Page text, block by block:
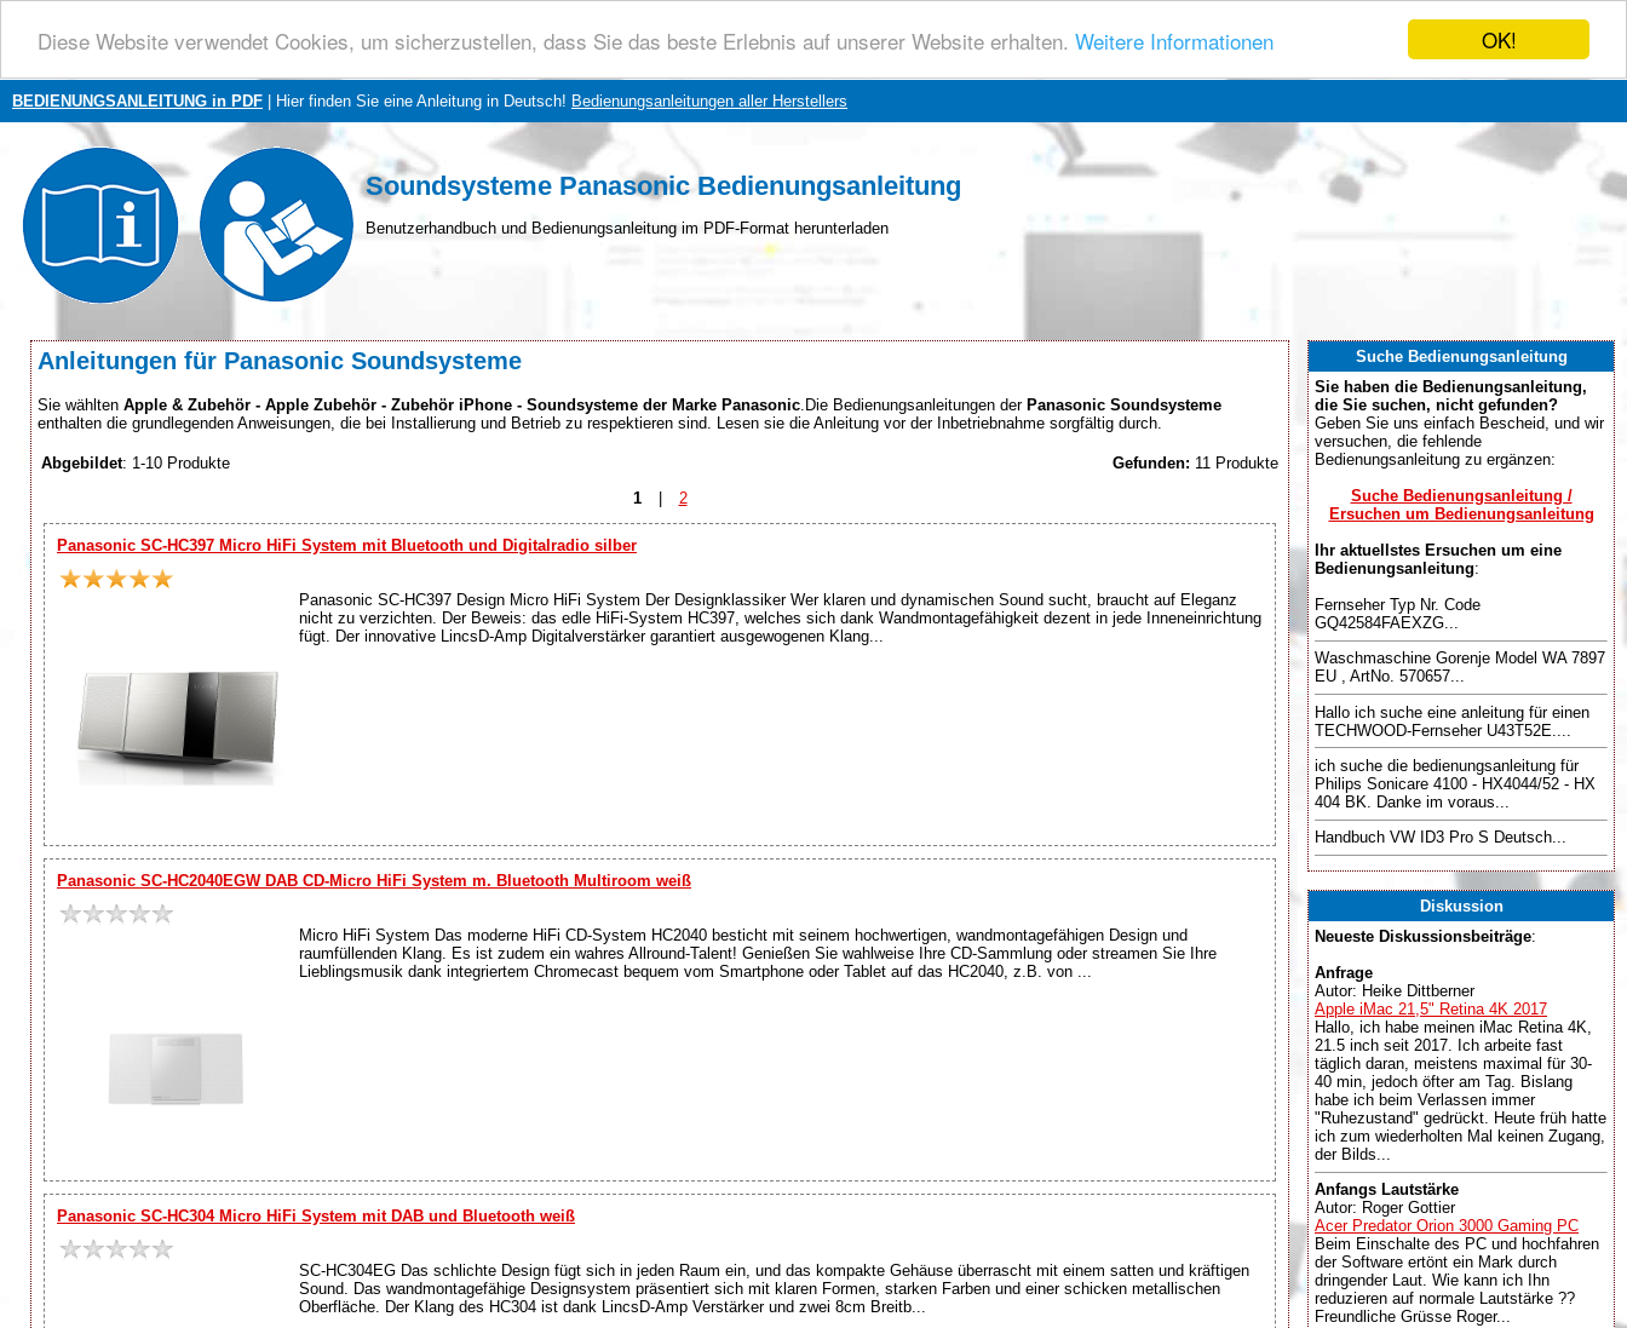
OK!
Diese Website verwendet Cookies, um sicherzustellen, dass Sie das beste Erlebnis auf unserer Website erhalten. Weitere Informationen
BEDIENUNGSANLEITUNG in PDF | Hier finden Sie eine Anleitung in Deutsch! Bedienungsanleitungen aller Herstellers
Soundsysteme Panasonic Bedienungsanleitung
Benutzerhandbuch und Bedienungsanleitung im PDF-Format herunterladen
Anleitungen für Panasonic Soundsysteme
Sie wählten Apple & Zubehör - Apple Zubehör - Zubehör iPhone - Soundsysteme der Marke Panasonic .Die Bedienungsanleitungen der Panasonic Soundsysteme
enthalten die grundlegenden Anweisungen, die bei Installierung und Betrieb zu respektieren sind. Lesen sie die Anleitung vor der Inbetriebnahme sorgfältig durch.
Abgebildet: 1-10 Produkte Gefunden: 11 Produkte
1
| 2
Panasonic SC-HC397 Micro HiFi System mit Bluetooth und Digitalradio silber
Panasonic SC-HC397 Design Micro HiFi System Der Designklassiker Wer klaren und dynamischen Sound sucht, braucht auf Eleganz
nicht zu verzichten. Der Beweis: das edle HiFi-System HC397, welches sich dank Wandmontagefähigkeit dezent in jede Inneneinrichtung
fügt. Der innovative LincsD-Amp Digitalverstärker garantiert ausgewogenen Klang...
Panasonic SC-HC2040EGW DAB CD-Micro HiFi System m. Bluetooth Multiroom weiß
Micro HiFi System Das moderne HiFi CD-System HC2040 besticht mit seinem hochwertigen, wandmontagefähigen Design und
raumfüllenden Klang. Es ist zudem ein wahres Allround-Talent! Genießen Sie wahlweise Ihre CD-Sammlung oder streamen Sie Ihre
Lieblingsmusik dank integriertem Chromecast bequem vom Smartphone oder Tablet auf das HC2040, z.B. von ...
Panasonic SC-HC304 Micro HiFi System mit DAB und Bluetooth weiß
SC-HC304EG Das schlichte Design fügt sich in jeden Raum ein, und das kompakte Gehäuse überrascht mit einem satten und kräftigen
Sound. Das wandmontagefähige Designsystem präsentiert sich mit klaren Formen, starken Farben und einer schicken metallischen
Oberfläche. Der Klang des HC304 ist dank LincsD-Amp Verstärker und zwei 8cm Breitb...
Suche Bedienungsanleitung
Sie haben die Bedienungsanleitung,
die Sie suchen, nicht gefunden?
Geben Sie uns einfach Bescheid, und wir
versuchen, die fehlende
Bedienungsanleitung zu ergänzen:
Suche Bedienungsanleitung /
Ersuchen um Bedienungsanleitung
Ihr aktuellstes Ersuchen um eine
Bedienungsanleitung:
Fernseher Typ Nr. Code
GQ42584FAEXZG...
Waschmaschine Gorenje Model WA 7897
EU , ArtNo. 570657...
Hallo ich suche eine anleitung für einen
TECHWOOD-Fernseher U43T52E....
ich suche die bedienungsanleitung für
Philips Sonicare 4100 - HX4044/52 - HX
404 BK. Danke im voraus...
Handbuch VW ID3 Pro S Deutsch...
Diskussion
Neueste Diskussionsbeiträge:
Anfrage
Autor: Heike Dittberner
Apple iMac 21,5" Retina 4K 2017
Hallo, ich habe meinen iMac Retina 4K,
21.5 inch seit 2017. Ich arbeite fast
täglich daran, meistens maximal für 30-
40 min, jedoch öfter am Tag. Bislang
habe ich beim Verlassen immer
"Ruhezustand" gedrückt. Heute früh hatte
ich zum wiederholten Mal keinen Zugang,
der Bilds...
Anfangs Lautstärke
Autor: Roger Gottier
Acer Predator Orion 3000 Gaming PC
Beim Einschalte des PC und hochfahren
der Software ertönt ein Mark durch
dringender Laut. Wie kann ich Ihn
reduzieren auf normale Lautstärke ??
Freundliche Grüsse Roger...